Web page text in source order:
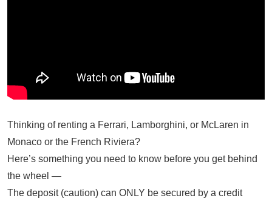
Thinking of renting a Ferrari, Lamborghini, or McLaren in
Monaco or the French Riviera?
Here’s something you need to know before you get behind
the wheel —
The deposit (caution) can ONLY be secured by a credit